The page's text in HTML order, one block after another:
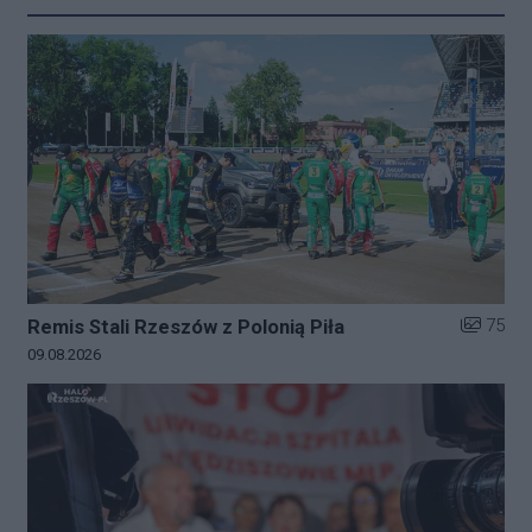
Remis Stali Rzeszów z Polonią Piła Liczba
75
Data dodania galerii:
09.08.2026